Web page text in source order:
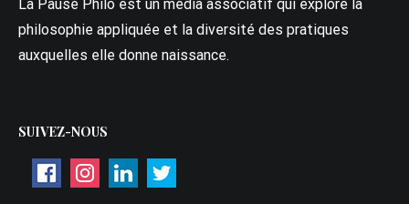
La Pause Philo est un média associatif qui explore la
philosophie appliquée et la diversité des pratiques
auxquelles elle donne naissance.
SUIVEZ-NOUS